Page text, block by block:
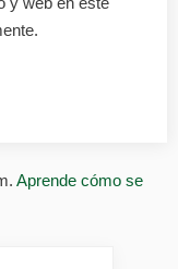
Aprende cómo se